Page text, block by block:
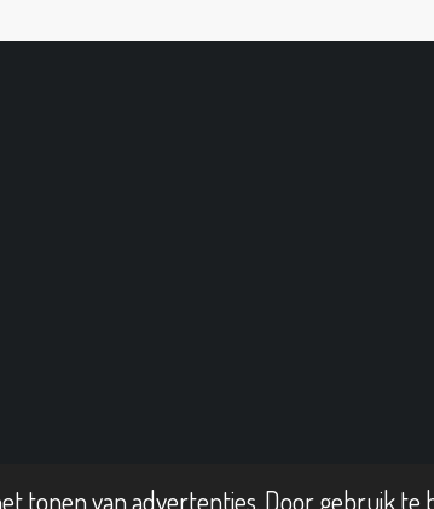
tonen van advertenties. Door gebruik te